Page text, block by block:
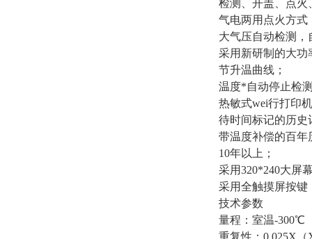
检测、开盖、点火
气电两用点火方式
大气压自动检测
采用新研制的大功
节升温曲线；
温度*自动停止检
热敏式wei行打印
待时间标记的历史
带温度补偿的百年
10年以上；
采用320*240大屏
采用全触摸屏按键
技术参数
量程：室温-300℃
重复性：0.025X